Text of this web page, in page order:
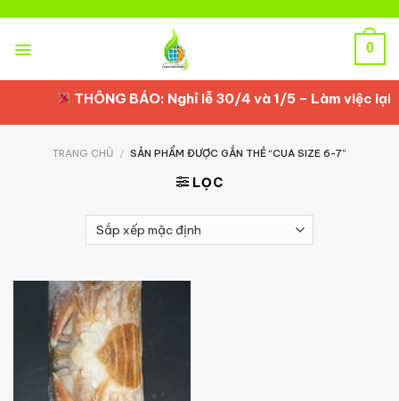
content
0
THÔNG BÁO: Nghỉ lễ 30/4 và 1/5 – Làm việc lại
TRANG CHỦ / SẢN PHẨM ĐƯỢC GẮN THẺ “CUA SIZE 6-7”
LỌC